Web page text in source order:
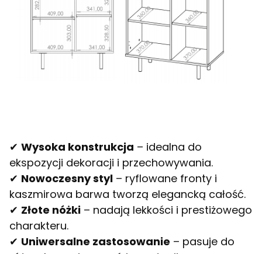
✔ Wysoka konstrukcja – idealna do
ekspozycji dekoracji i przechowywania.
✔ Nowoczesny styl – ryflowane fronty i
kaszmirowa barwa tworzą elegancką całość.
✔ Złote nóżki – nadają lekkości i prestiżowego
charakteru.
✔ Uniwersalne zastosowanie – pasuje do